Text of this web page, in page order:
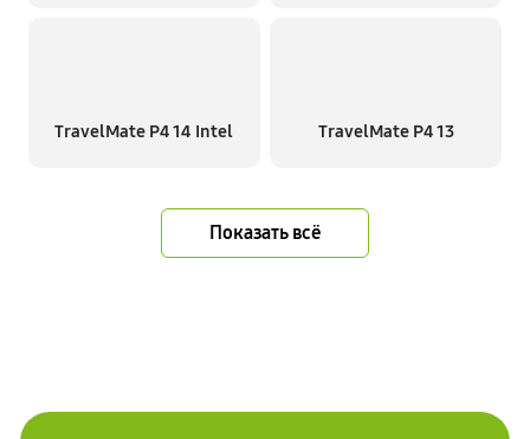
TravelMate P4 14 Intel TravelMate P4 13
Показать всё